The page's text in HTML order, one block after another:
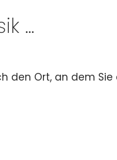
…
den Ort, an dem